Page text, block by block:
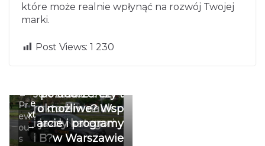
które może realnie wpłynąć na rozwój Twojej
marki.
Post Views: 1 230
←
Pr
evi
ou
s
Jak zostać inst
ruktorem nauk
i jazdy kategori
i B?
e
xt
→
po udarze: czy t
o możliwe? Wsp
arcie i programy
w Warszawie